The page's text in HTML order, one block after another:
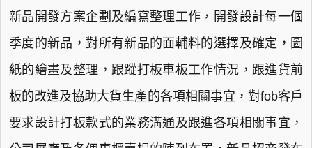
新品開發方案企劃及編寫整理工作，開發設計每一個
季度的新品，對所有新品的面輔料的選擇及確定，圖
紙的繪畫及整理，跟蹤打板車板工作情況，跟進貨前
板的改進及協助大貨生產的各項相關事宜，對fob客戶
要求設計打板款式的業務溝通及跟進各項相關事宜，